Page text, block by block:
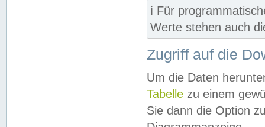
ℹ️ Für
Werte stehen auch
Zugriff auf die
Um die Daten
Tabelle zu einem
Sie dann die Option